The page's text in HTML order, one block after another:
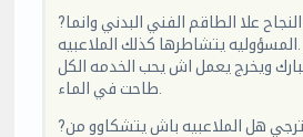
?لا ارمي جزافا عدم النجاح علا الطاقم الفني البدني وانما
ويخرج يعمل اش يحب الخدمه الكل
?كاردوزو "اذا جاء " للترجي هل الملاعبيه باش يتشكاوو من